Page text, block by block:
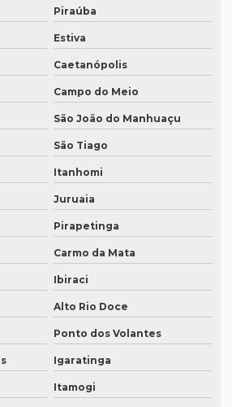
Piraúba
Estiva
Caetanópolis
Campo do Meio
São João do Manhuaçu
São Tiago
Itanhomi
Juruaia
Pirapetinga
Carmo da Mata
Ibiraci
Alto Rio Doce
Ponto dos Volantes
Igaratinga
Itamogi